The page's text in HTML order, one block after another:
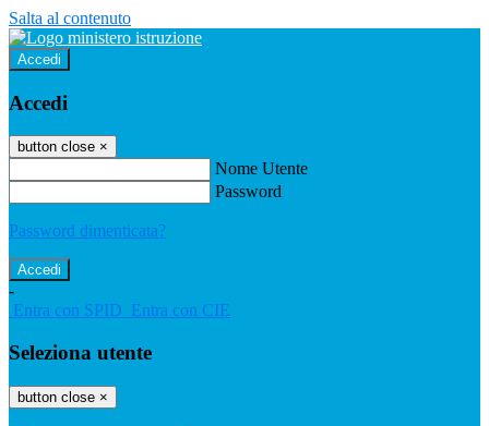
Salta al contenuto
Accedi
Accedi
button close ×
Nome Utente
Password
Password dimenticata?
-
Entra con SPID Entra con CIE
Seleziona utente
button close ×